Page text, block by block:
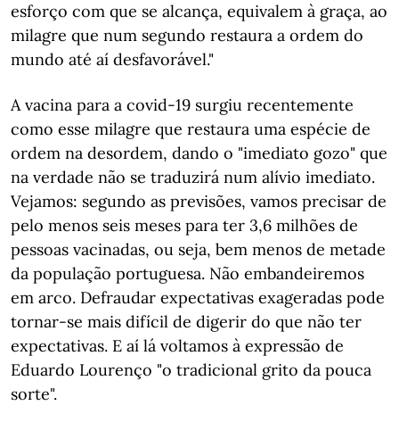
esforço com que se alcança, equivalem à graça, ao
milagre que num segundo restaura a ordem do
mundo até aí desfavorável."
A vacina para a covid-19 surgiu recentemente
como esse milagre que restaura uma espécie de
ordem na desordem, dando o "imediato gozo" que
na verdade não se traduzirá num alívio imediato.
Vejamos: segundo as previsões, vamos precisar de
pelo menos seis meses para ter 3,6 milhões de
pessoas vacinadas, ou seja, bem menos de metade
da população portuguesa. Não embandeiremos
em arco. Defraudar expectativas exageradas pode
tornar-se mais difícil de digerir do que não ter
expectativas. E aí lá voltamos à expressão de
Eduardo Lourenço "o tradicional grito da pouca
sorte".